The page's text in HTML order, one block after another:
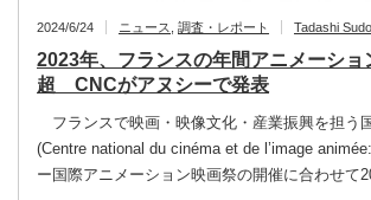
2024/6/24 ニュース 調査・レポート Tadashi Sudo
2023年、フランスの年間アニメーショ
超 CNCがアヌシーで発表
フランスで映画・映像文化・産業振興を担う
(Centre national du cinéma et de l’image
ー国際アニメーション映画祭の開催に合わせて